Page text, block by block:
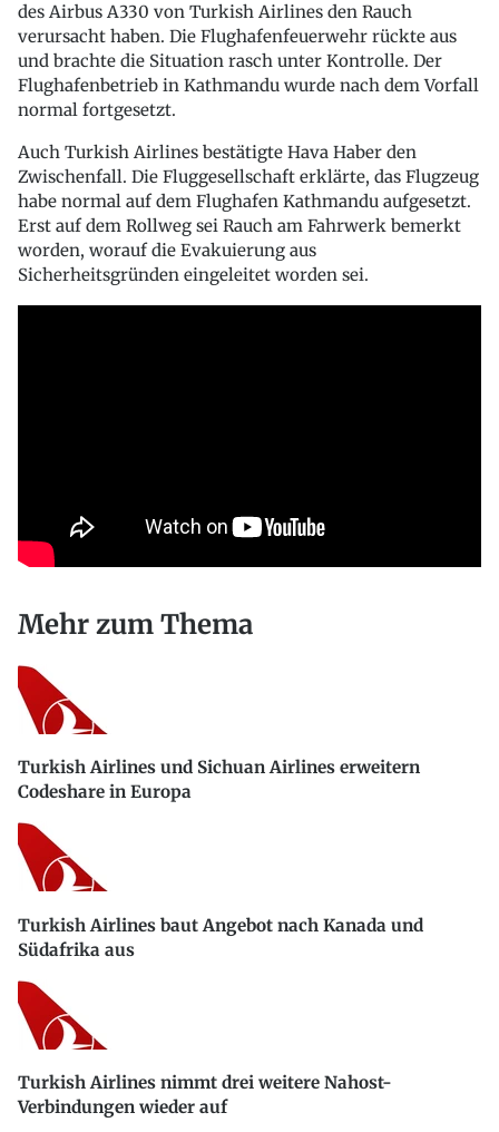
des Airbus A330 von Turkish Airlines den Rauch
verursacht haben. Die Flughafenfeuerwehr rückte aus
und brachte die Situation rasch unter Kontrolle. Der
Flughafenbetrieb in Kathmandu wurde nach dem Vorfall
normal fortgesetzt.
Auch Turkish Airlines bestätigte Hava Haber den
Zwischenfall. Die Fluggesellschaft erklärte, das Flugzeug
habe normal auf dem Flughafen Kathmandu aufgesetzt.
Erst auf dem Rollweg sei Rauch am Fahrwerk bemerkt
worden, worauf die Evakuierung aus
Sicherheitsgründen eingeleitet worden sei.
Mehr zum Thema
Turkish Airlines und Sichuan Airlines erweitern
Codeshare in Europa
Turkish Airlines baut Angebot nach Kanada und
Südafrika aus
Turkish Airlines nimmt drei weitere Nahost-
Verbindungen wieder auf